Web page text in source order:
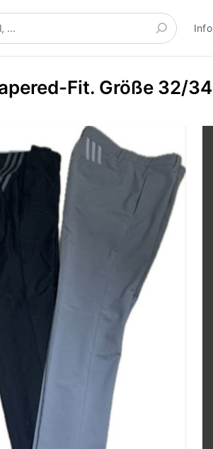
Info
Fit. Größe 32/34